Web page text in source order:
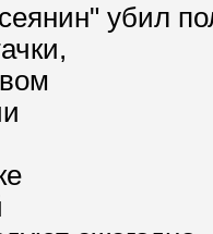
убил